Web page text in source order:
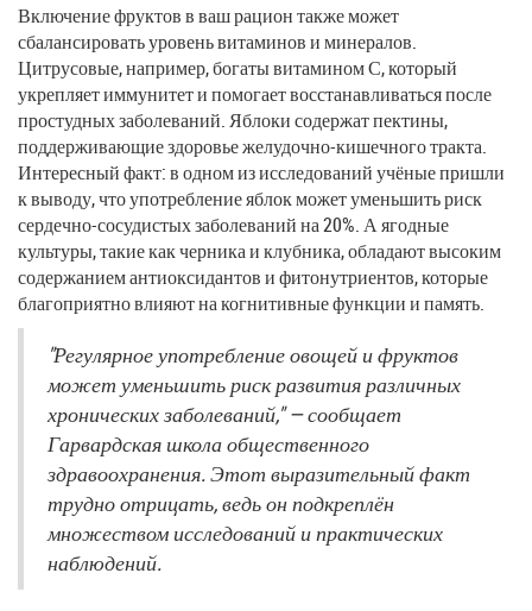
Включение фруктов в ваш рацион также может
сбалансировать уровень витаминов и минералов.
Цитрусовые, например, богаты витамином С, который
укрепляет иммунитет и помогает восстанавливаться после
простудных заболеваний. Яблоки содержат пектины,
поддерживающие здоровье желудочно-кишечного тракта.
Интересный факт: в одном из исследований учёные пришли
к выводу, что употребление яблок может уменьшить риск
сердечно-сосудистых заболеваний на 20%. А ягодные
культуры, такие как черника и клубника, обладают высоким
содержанием антиоксидантов и фитонутриентов, которые
благоприятно влияют на когнитивные функции и память.
"Регулярное употребление овощей и фруктов
может уменьшить риск развития различных
хронических заболеваний," — сообщает
Гарвардская школа общественного
здравоохранения. Этот выразительный факт
трудно отрицать, ведь он подкреплён
множеством исследований и практических
наблюдений.